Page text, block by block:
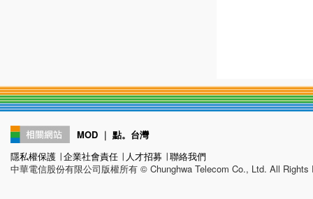
MOD ｜ 點。台灣
隱私權保護 ∣企業社會責任 ∣ 人才招募 ∣聯絡我們
中華電信股份有限公司版權所有 © Chunghwa Telecom Co., Ltd. All